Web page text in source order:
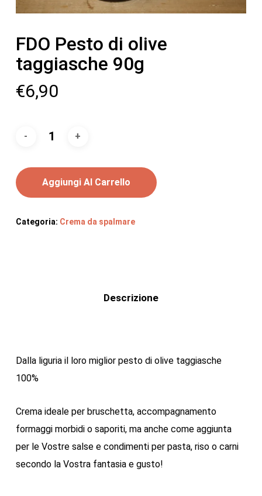
FDO Pesto di olive
taggiasche 90g
€6,90
Aggiungi Al Carrello
Categoria: Crema da spalmare
Descrizione
Dalla liguria il loro miglior pesto di olive taggiasche
100%
Crema ideale per bruschetta, accompagnamento
formaggi morbidi o saporiti, ma anche come aggiunta
per le Vostre salse e condimenti per pasta, riso o carni
secondo la Vostra fantasia e gusto!